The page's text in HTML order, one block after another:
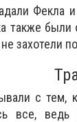
Фекла
также были
захотели
с тем,
все,